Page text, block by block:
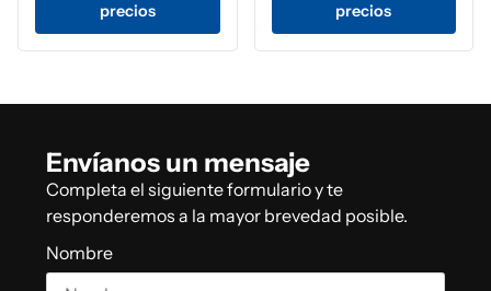
precios
precios
Envíanos un mensaje
Completa el siguiente formulario y te
responderemos a la mayor brevedad posible.
Nombre